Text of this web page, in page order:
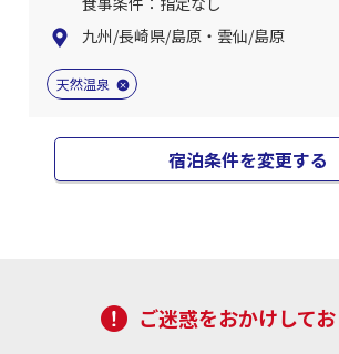
九州/長崎県/島原・雲仙/島原
天然温泉
宿泊条件を変更する
ご迷惑をおかけして